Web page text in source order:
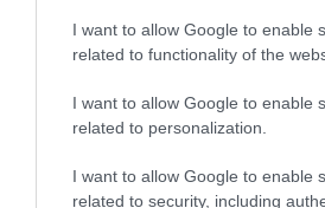
I want to allow Google to enable
related to functionality of the
I want to allow Google to enable
related to personalization.
I want to allow Google to enable
related to security, including
HALMENTÉS
ÉS VÉDETT